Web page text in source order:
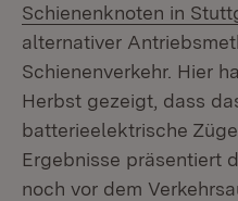
Schienenknoten in
alternativer
Schienenverkehr. Hier
Herbst gezeigt, dass
batterieelektrische
Ergebnisse präsentiert
noch vor dem